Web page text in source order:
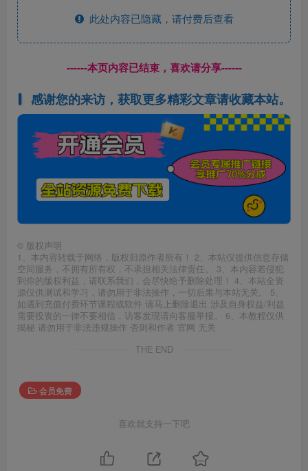
此处内容已隐藏，请付费后查看
------本页内容已结束，喜欢请分享------
感谢您的来访，获取更多精彩文章请收藏本站。
© 版权声明
1、本内容转载于网络，版权归原作者所有！ 2、本站仅提供信息存储
空间服务，不拥有所有权，不承担相关法律责任。 3、本内容若侵犯
到你的版权利益，请联系我们，会尽快给予删除处理！ 4、本站全资
源仅供测试和学习，请勿用于非法操作，一切后果与本站无关。 5、
如遇到充值付费环节课程或软件 请马上删除退出 涉及自身权益/利益
需要投资的一律不要相信，访客发现请向客服举报。 6、本教程仅供
揭秘 请勿用于非法违规操作 否则和作者 官网 无关
THE END
会员免费
喜欢就支持一下吧